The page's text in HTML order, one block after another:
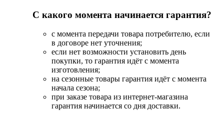
С какого момента начинается гарантия?
с момента передачи товара потребителю, если
в договоре нет уточнения;
если нет возможности установить день
покупки, то гарантия идёт с момента
изготовления;
на сезонные товары гарантия идёт с момента
начала сезона;
при заказе товара из интернет-магазина
гарантия начинается со дня доставки.